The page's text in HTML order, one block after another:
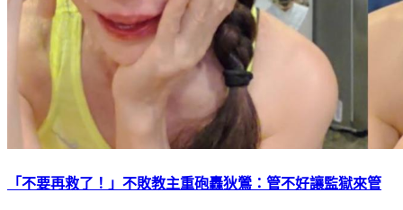
「不要再救了！」不敗教主重砲轟狄鶯：管不好讓監獄來管